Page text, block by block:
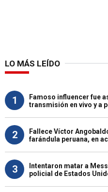
LO MÁS LEÍDO
1
Famoso influencer fue
transmisión en vivo y a
2
Fallece Víctor
farándula peruana, en
3
Intentaron matar a
policial de Estados